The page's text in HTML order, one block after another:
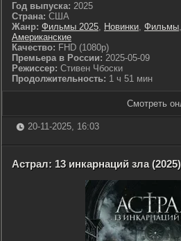
Год выпуска: 2025
Страна: США
Жанр: Фильмы 2025, Новинки, Фильмы,
Американские
Качество: FHD (1080p)
Премьера в России: 2025-05-09
Режиссер: Стивен Чбоски
Продолжительность: 1 ч 51 мин
Смотреть
20-11-2025, 16:03
Астрал: 13 инкарнаций зла (2025)